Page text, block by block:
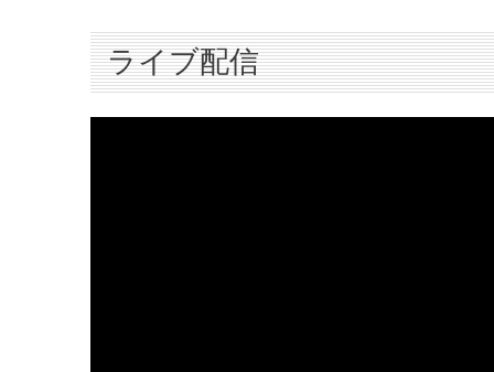
ハイライト
インタビュー
ライブ配信